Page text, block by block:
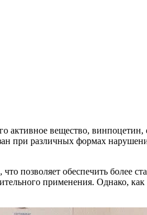
активное вещество, винпоцетин,
при различных формах
позволяет обеспечить более
применения. Однако,